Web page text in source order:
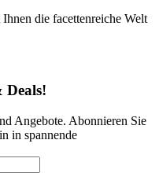
die facettenreiche Welt
Deals!
Angebote. Abonnieren Sie
in spannende